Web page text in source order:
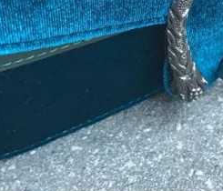
læder look i siderne samt